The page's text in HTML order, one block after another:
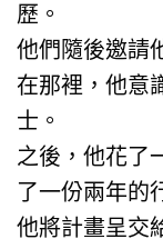
歷。
他們隨後邀請
在那裡，他意
士。
之後，他花了
了一份兩年的
他將計畫呈交